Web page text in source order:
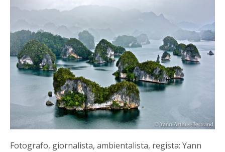
Fotografo, giornalista, ambientalista, regista: Yann